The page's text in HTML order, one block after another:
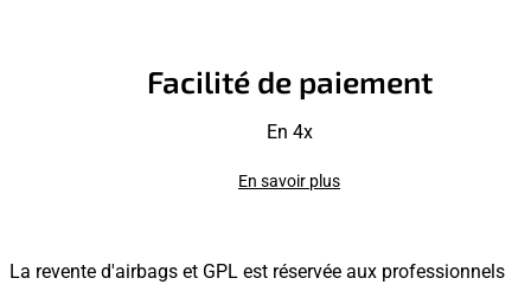
Facilité de paiement
En 4x
En savoir plus
La revente d'airbags et GPL est réservée aux professionnels